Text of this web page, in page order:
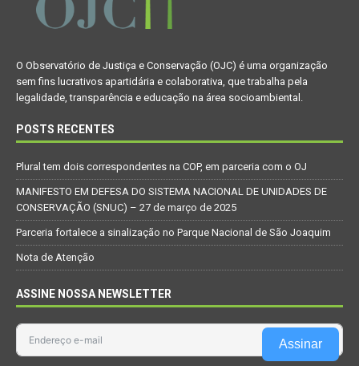
O Observatório de Justiça e Conservação (OJC) é uma organização
sem fins lucrativos apartidária e colaborativa, que trabalha pela
legalidade, transparência e educação na área socioambiental.
POSTS RECENTES
Plural tem dois correspondentes na COP, em parceria com o OJ
MANIFESTO EM DEFESA DO SISTEMA NACIONAL DE UNIDADES DE
CONSERVAÇÃO (SNUC) – 27 de março de 2025
Parceria fortalece a sinalização no Parque Nacional de São Joaquim
Nota de Atenção
ASSINE NOSSA NEWSLETTER
Assinar